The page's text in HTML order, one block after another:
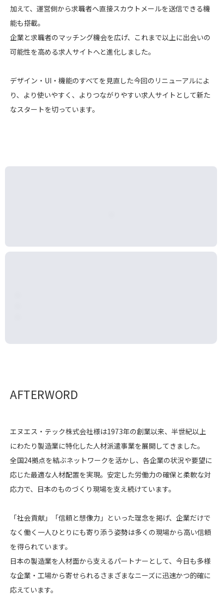
加えて、運営側から求職者へ直接スカウトメールを送信できる機
能も搭載。
企業と求職者のマッチング機会を広げ、これまで以上に出会いの
可能性を高める求人サイトへと進化しました。
デザイン・UI・機能のすべてを見直した今回のリニューアルによ
り、より使いやすく、よりつながりやすい求人サイトとして新た
なスタートを切っています。
AFTERWORD
エヌエス・テック株式会社様は1973年の創業以来、半世紀以上
にわたり製造業に特化した人材派遣事業を展開してきました。
全国24拠点を結ぶネットワークを活かし、各企業の状況や要望に
応じた最適な人材配置を実現。安定した労働力の確保と柔軟な対
応力で、日本のものづくり現場を支え続けています。
「社会貢献」「信頼と想像力」といった理念を掲げ、企業だけで
なく働く一人ひとりにも寄り添う姿勢は多くの現場から高い信頼
を得られています。
日本の製造業を人材面から支えるパートナーとして、今日も多様
な企業・工場から寄せられるさまざまなニーズに迅速かつ的確に
応えています。